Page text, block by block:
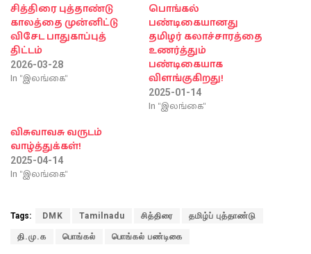
சித்திரை புத்தாண்டு
காலத்தை முன்னிட்டு
விசேட பாதுகாப்புத்
திட்டம்
2026-03-28
In "இலங்கை"
பொங்கல்
பண்டிகையானது
தமிழர் கலாச்சாரத்தை
உணர்த்தும்
பண்டிகையாக
விளங்குகிறது!
2025-01-14
In "இலங்கை"
விசுவாவசு வருடம்
வாழ்த்துக்கள்!
2025-04-14
In "இலங்கை"
Tags: DMK Tamilnadu சித்திரை தமிழ்ப் புத்தாண்டு
தி.மு.க பொங்கல் பொங்கல் பண்டிகை